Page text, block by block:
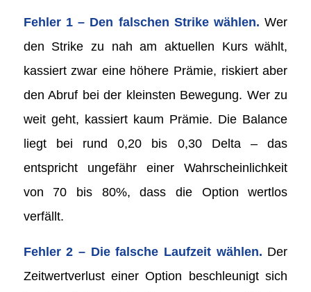
Fehler 1 – Den falschen Strike wählen. Wer
den Strike zu nah am aktuellen Kurs wählt,
kassiert zwar eine höhere Prämie, riskiert aber
den Abruf bei der kleinsten Bewegung. Wer zu
weit geht, kassiert kaum Prämie. Die Balance
liegt bei rund 0,20 bis 0,30 Delta – das
entspricht ungefähr einer Wahrscheinlichkeit
von 70 bis 80%, dass die Option wertlos
verfällt.
Fehler 2 – Die falsche Laufzeit wählen. Der
Zeitwertverlust einer Option beschleunigt sich